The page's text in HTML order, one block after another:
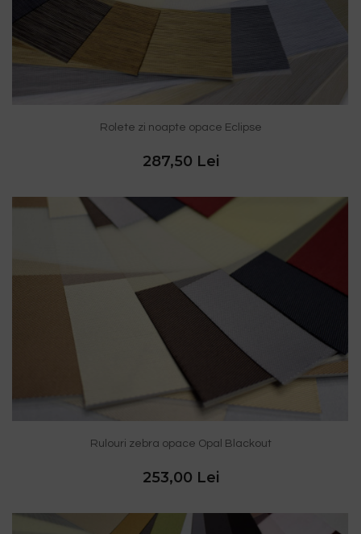
Rolete zi noapte opace Eclipse
287,50 Lei
Rulouri zebra opace Opal Blackout
253,00 Lei